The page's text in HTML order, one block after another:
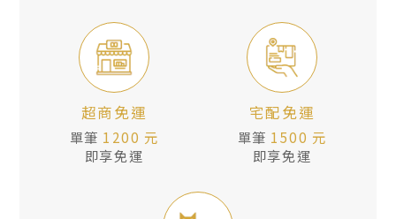
超商免運
單筆 1200 元
即享免運
宅配免運
單筆 1500 元
即享免運